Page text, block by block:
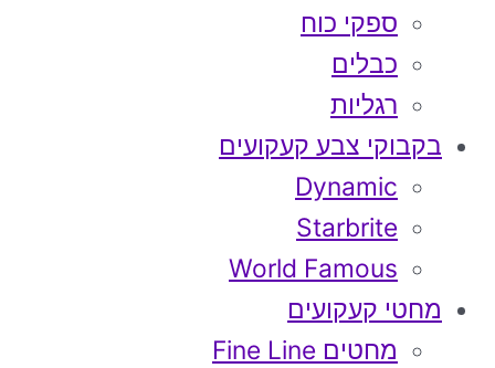
ספקי כוח
כבלים
רגליות
בקבוקי צבע קעקועים
Dynamic
Starbrite
World Famous
מחטי קעקועים
מחטים Fine Line